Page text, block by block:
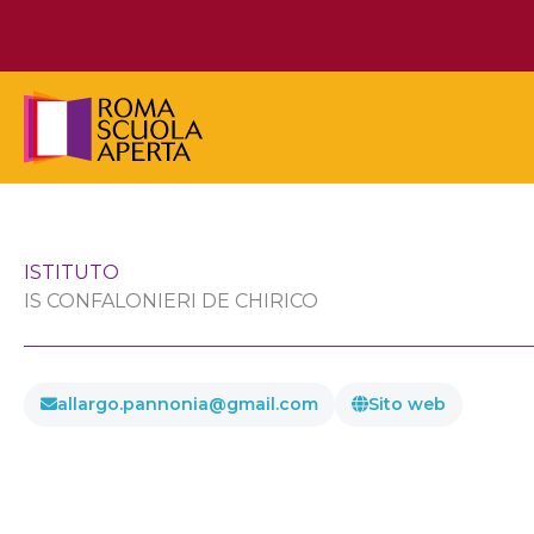
contenuto
ISTITUTO
IS CONFALONIERI DE CHIRICO
allargo.pannonia@gmail.com Sito web